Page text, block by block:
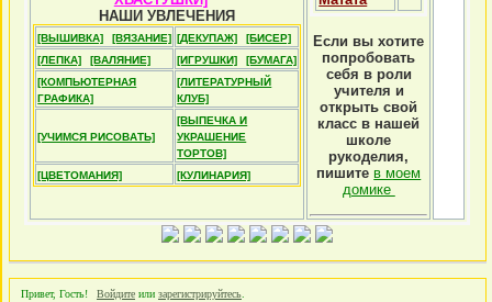
НАШИ УВЛЕЧЕНИЯ
[ВЫШИВКА] [ВЯЗАНИЕ] [ДЕКУПАЖ]
[БИСЕР]
[ЛЕПКА]
[ВАЛЯНИЕ] [ИГРУШКИ]
[БУМАГА]
[КОМПЬЮТЕРНАЯ
ГРАФИКА]
[ЛИТЕРАТУРНЫЙ
КЛУБ]
[УЧИМСЯ РИСОВАТЬ]
[ВЫПЕЧКА И
УКРАШЕНИЕ
ТОРТОВ]
[ЦВЕТОМАНИЯ]
[КУЛИНАРИЯ]
Если вы хотите
попробовать
себя в роли
учителя и
открыть свой
класс в нашей
школе
рукоделия,
пишите в моем
домике
Привет, Гость! Войдите или зарегистрируйтесь